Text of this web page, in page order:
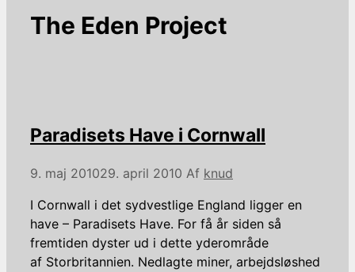
The Eden Project
Paradisets Have i Cornwall
9. maj 201029. april 2010 Af knud
I Cornwall i det sydvestlige England ligger en
have – Paradisets Have. For få år siden så
fremtiden dyster ud i dette yderområde
af Storbritannien. Nedlagte miner, arbejdsløshed